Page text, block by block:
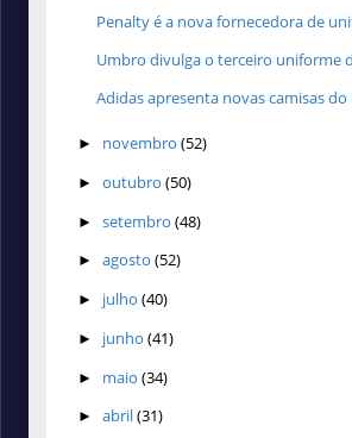
Penalty é a nova fornecedora de
Umbro divulga o terceiro uniforme
Adidas apresenta novas camisas do
► novembro (52)
► outubro (50)
► setembro (48)
► agosto (52)
► julho (40)
► junho (41)
► maio (34)
► abril(31)